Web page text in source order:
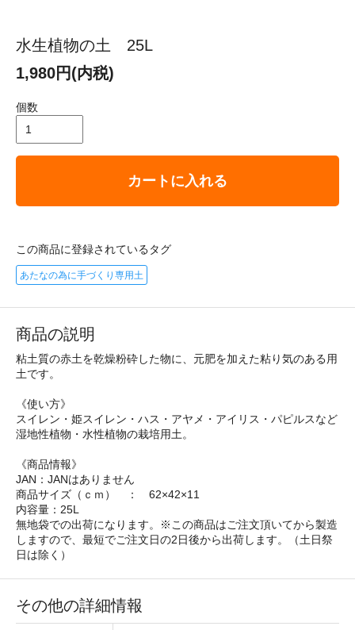
水生植物の土 25L
1,980円(内税)
個数
カートに入れる
この商品に登録されているタグ
あたなの為に手づくり専用土
商品の説明
粘土質の赤土を乾燥粉砕した物に、元肥を加えた粘り気のある用
土です。
《使い方》
スイレン・姫スイレン・ハス・アヤメ・アイリス・パピルスなど
湿地性植物・水性植物の栽培用土。
《商品情報》
JAN：JANはありません
商品サイズ（ｃｍ） ： 62×42×11
内容量：25L
無地袋での出荷になります。※この商品はご注文頂いてから製造
しますので、最短でご注文日の2日後から出荷します。（土日祭
日は除く）
その他の詳細情報